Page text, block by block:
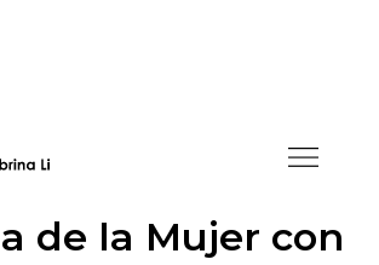
el Mes de la
de la Mujer con